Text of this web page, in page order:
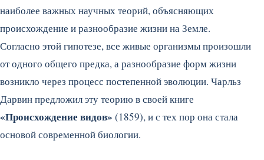
наиболее важных научных теорий, объясняющих
происхождение и разнообразие жизни на Земле.
Согласно этой гипотезе, все живые организмы произошли
от одного общего предка, а разнообразие форм жизни
возникло через процесс постепенной эволюции. Чарльз
Дарвин предложил эту теорию в своей книге
«Происхождение видов» (1859), и с тех пор она стала
основой современной биологии.